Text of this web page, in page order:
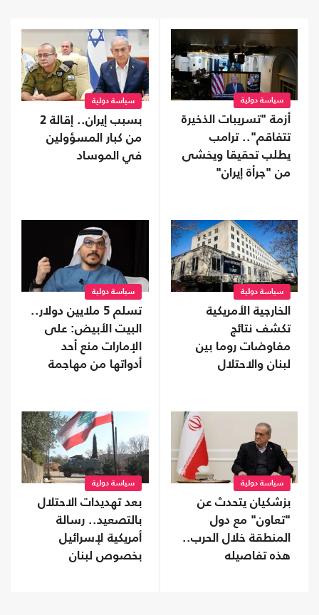
سياسة دولية
أزمة "تسريبات الذخيرة
تتفاقم".. ترامب
يطلب تحقيقا ويخشى
من "جرأة إيران"
سياسة دولية
بسبب إيران.. إقالة 2
من كبار المسؤولين
في الموساد
سياسة دولية
الخارجية الأمريكية
تكشف نتائج
مفاوضات روما بين
لبنان والاحتلال
سياسة دولية
تسلم 5 ملايين دولار..
البيت الأبيض: على
الإمارات منع أحد
أدواتها من مهاجمة
سياسة دولية
بزشكيان يتحدث عن
"تعاون" مع دول
المنطقة خلال الحرب..
هذه تفاصيله
سياسة دولية
بعد تهديدات الاحتلال
بالتصعيد.. رسالة
أمريكية لإسرائيل
بخصوص لبنان